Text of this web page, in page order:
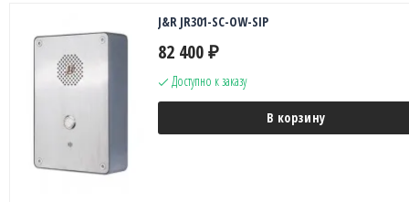
J&R JR301-SC-OW-SIP
82 400 ₽
Доступно к заказу
В корзину